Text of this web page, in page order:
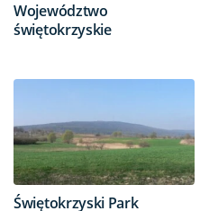
Województwo
świętokrzyskie
Świętokrzyski Park